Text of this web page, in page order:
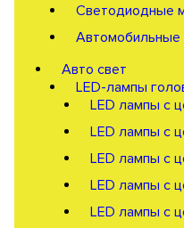
Светодиодные
Автомобильные
Авто свет
LED-лампы
LED лампы с
LED лампы с
LED лампы с
LED лампы с
LED лампы с